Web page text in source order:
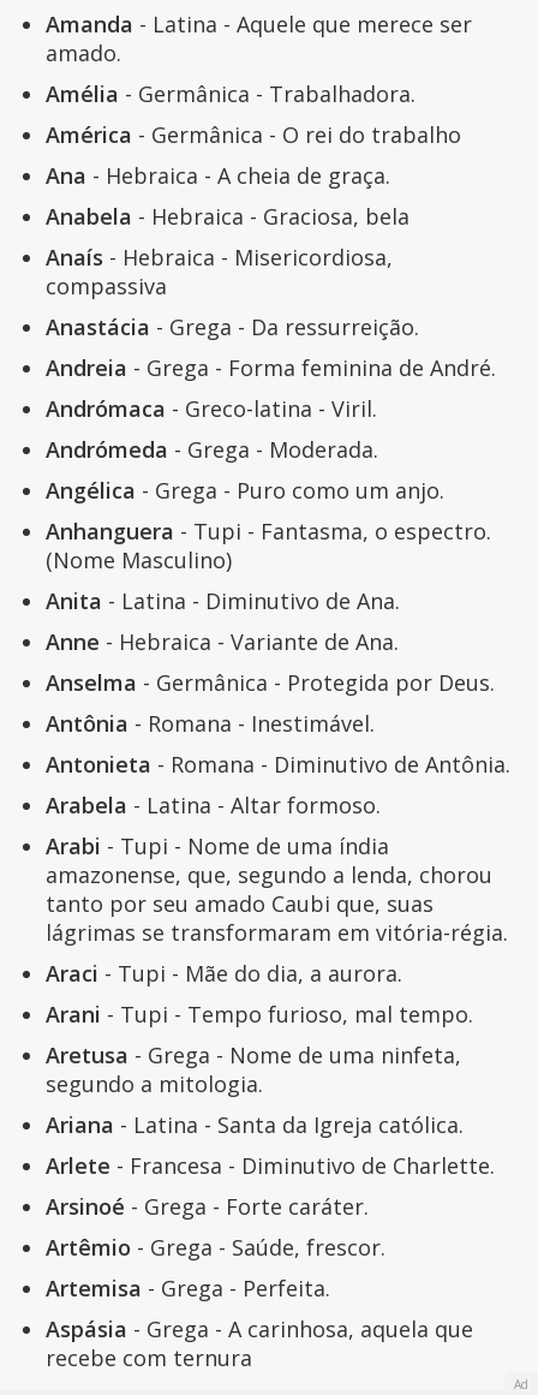
Amanda - Latina - Aquele que merece ser
amado.
Amélia - Germânica - Trabalhadora.
América - Germânica - O rei do trabalho
Ana - Hebraica - A cheia de graça.
Anabela - Hebraica - Graciosa, bela
Anaís - Hebraica - Misericordiosa,
compassiva
Anastácia - Grega - Da ressurreição.
Andreia - Grega - Forma feminina de André.
Andrómaca - Greco-latina - Viril.
Andrómeda - Grega - Moderada.
Angélica - Grega - Puro como um anjo.
Anhanguera - Tupi - Fantasma, o espectro.
(Nome Masculino)
Anita - Latina - Diminutivo de Ana.
Anne - Hebraica - Variante de Ana.
Anselma - Germânica - Protegida por Deus.
Antônia - Romana - Inestimável.
Antonieta - Romana - Diminutivo de Antônia.
Arabela - Latina - Altar formoso.
Arabi - Tupi - Nome de uma índia
amazonense, que, segundo a lenda, chorou
tanto por seu amado Caubi que, suas
lágrimas se transformaram em vitória-régia.
Araci - Tupi - Mãe do dia, a aurora.
Arani - Tupi - Tempo furioso, mal tempo.
Aretusa - Grega - Nome de uma ninfeta,
segundo a mitologia.
Ariana - Latina - Santa da Igreja católica.
Arlete - Francesa - Diminutivo de Charlette.
Arsinoé - Grega - Forte caráter.
Artêmio - Grega - Saúde, frescor.
Artemisa - Grega - Perfeita.
Aspásia - Grega - A carinhosa, aquela que
recebe com ternura
Ad